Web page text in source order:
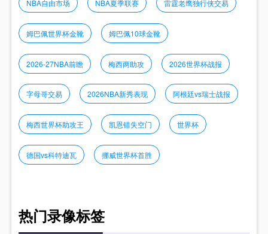
NBA自由市场 NBA夏季联赛 雷霆老鹰独行侠交易
姆巴佩世界杯金靴 姆巴佩10球金靴
2026-27NBA前瞻 梅西两助攻 2026世界杯战报
字母哥交易 2026NBA新秀表现 阿根廷vs瑞士战报
梅西世界杯助攻王 凯恩错失空门 世界杯
德国vs科特迪瓦 挪威世界杯首胜
热门录像标签